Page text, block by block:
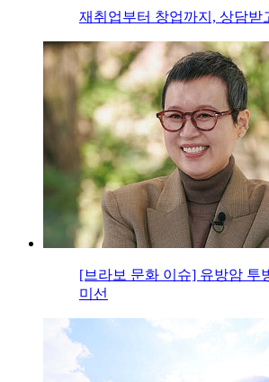
재취업부터 창업까지, 상담받
[브라보 문화 이슈] 유방암 투
미선